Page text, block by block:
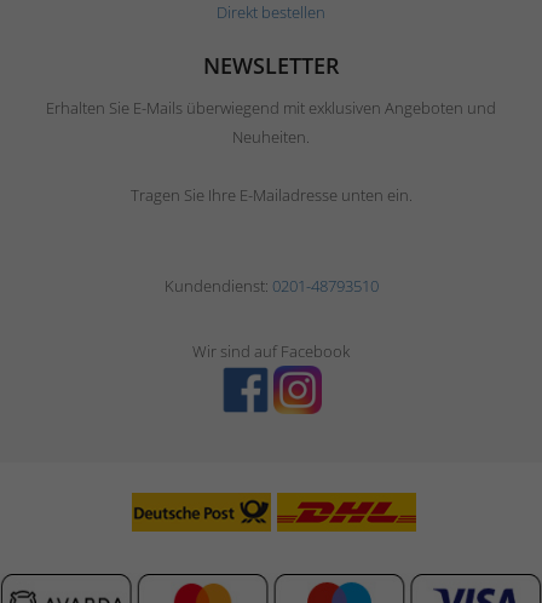
Direkt bestellen
NEWSLETTER
Erhalten Sie E-Mails überwiegend mit exklusiven Angeboten und
Neuheiten.
Tragen Sie Ihre E-Mailadresse unten ein.
Kundendienst: 0201-48793510
Wir sind auf Facebook